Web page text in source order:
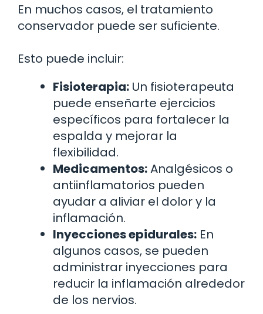
En muchos casos, el tratamiento
conservador puede ser suficiente.
Esto puede incluir:
Fisioterapia: Un fisioterapeuta
puede enseñarte ejercicios
específicos para fortalecer la
espalda y mejorar la
flexibilidad.
Medicamentos:Analgésicos o
antiinflamatorios pueden
ayudar a aliviar el dolor y la
inflamación.
Inyecciones epidurales: En
algunos casos, se pueden
administrar inyecciones para
reducir la inflamación alrededor
de los nervios.